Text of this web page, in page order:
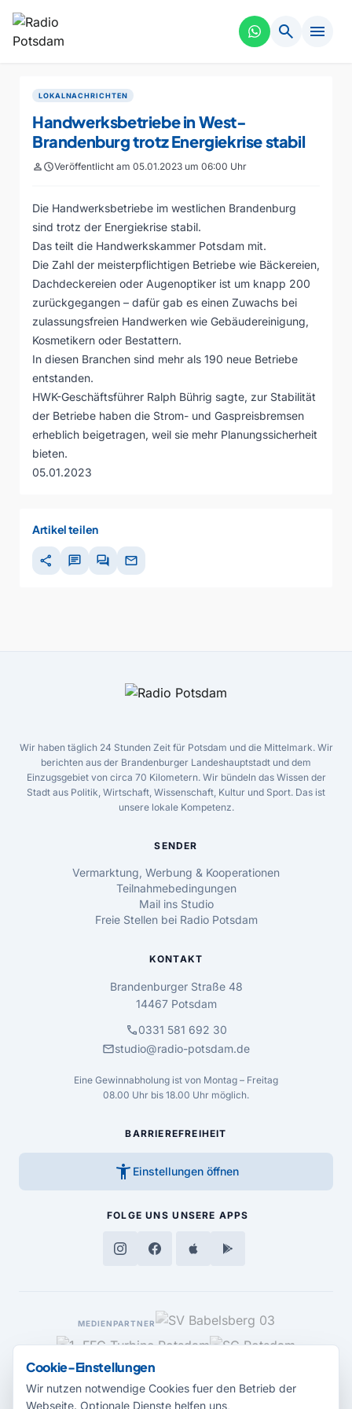
search menu
LOKALNACHRICHTEN
Handwerksbetriebe in West-
Brandenburg trotz Energiekrise stabil
personscheduleVeröffentlicht am 05.01.2023 um 06:00 Uhr
Die Handwerksbetriebe im westlichen Brandenburg
sind trotz der Energiekrise stabil.
Das teilt die Handwerkskammer Potsdam mit.
Die Zahl der meisterpflichtigen Betriebe wie Bäckereien,
Dachdeckereien oder Augenoptiker ist um knapp 200
zurückgegangen – dafür gab es einen Zuwachs bei
zulassungsfreien Handwerken wie Gebäudereinigung,
Kosmetikern oder Bestattern.
In diesen Branchen sind mehr als 190 neue Betriebe
entstanden.
HWK-Geschäftsführer Ralph Bührig sagte, zur Stabilität
der Betriebe haben die Strom- und Gaspreisbremsen
erheblich beigetragen, weil sie mehr Planungssicherheit
bieten.
05.01.2023
Artikel teilen
share chat forum mail
Wir haben täglich 24 Stunden Zeit für Potsdam und die Mittelmark. Wir
berichten aus der Brandenburger Landeshauptstadt und dem
Einzugsgebiet von circa 70 Kilometern. Wir bündeln das Wissen der
Stadt aus Politik, Wirtschaft, Wissenschaft, Kultur und Sport. Das ist
unsere lokale Kompetenz.
SENDER
Vermarktung, Werbung & Kooperationen
Teilnahmebedingungen
Mail ins Studio
Freie Stellen bei Radio Potsdam
KONTAKT
Brandenburger Straße 48
14467 Potsdam
call0331 581 692 30
mailstudio@radio-potsdam.de
Eine Gewinnabholung ist von Montag – Freitag
08.00 Uhr bis 18.00 Uhr möglich.
BARRIEREFREIHEIT
accessibility_new Einstellungen öffnen
FOLGE UNS UNSERE APPS
MEDIENPARTNER
Cookie-Einstellungen
Wir nutzen notwendige Cookies fuer den Betrieb der
Webseite. Optionale Dienste helfen uns,